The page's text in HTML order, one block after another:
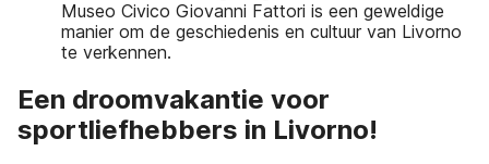
Museo Civico Giovanni Fattori is een geweldige
manier om de geschiedenis en cultuur van Livorno
te verkennen.
Een droomvakantie voor
sportliefhebbers in Livorno!